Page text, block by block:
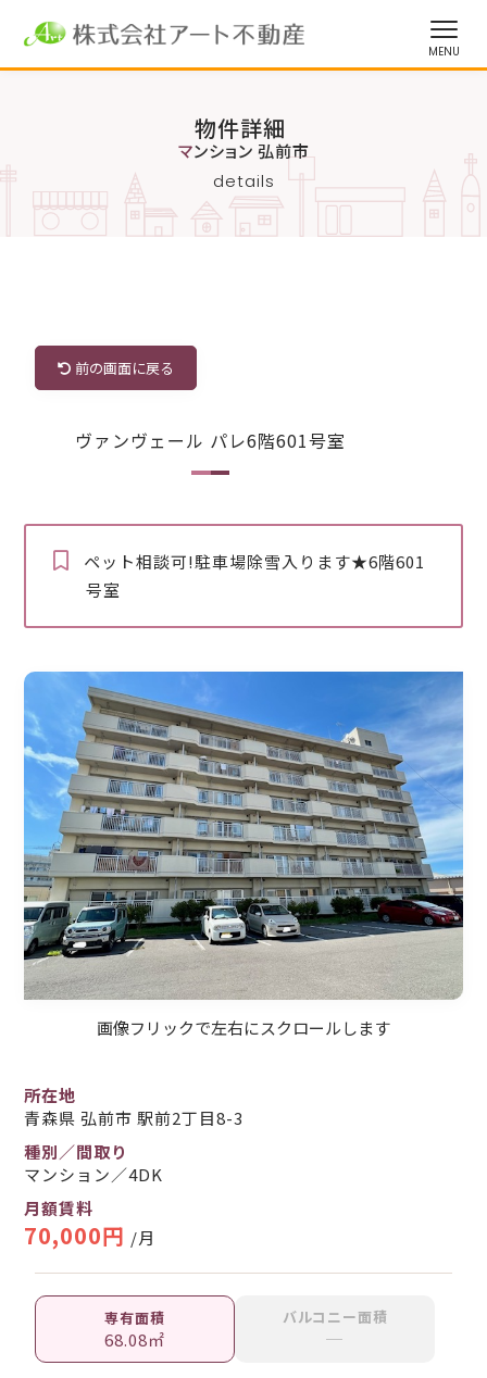
物件詳細
マンション 弘前市
details
前の画面に戻る
ヴァンヴェール パレ6階601号室
ペット相談可!駐車場除雪入ります★6階601
号室
所在地
青森県 弘前市 駅前2丁目8-3
種別／間取り
マンション／4DK
月額賃料
70,000円 /月
専有面積
68.08㎡
バルコニー面積
─
画像フリックで左右にスクロールします